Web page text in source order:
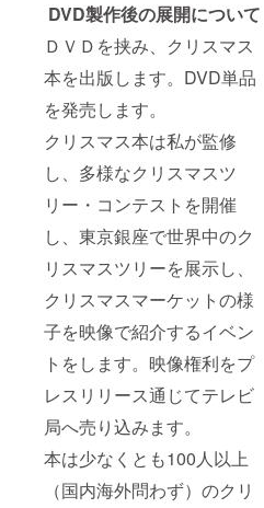
DVD製作後の展開について
ＤＶＤを挟み、クリスマス
本を出版します。DVD単品
を発売します。
クリスマス本は私が監修
し、多様なクリスマスツ
リー・コンテストを開催
し、東京銀座で世界中のク
リスマスツリーを展示し、
クリスマスマーケットの様
子を映像で紹介するイベン
トをします。映像権利をプ
レスリリース通じてテレビ
局へ売り込みます。
本は少なくとも100人以上
（国内海外問わず）のクリ